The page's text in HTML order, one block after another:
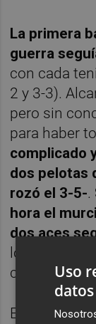
La primera
guerra
con cada
2 y 3-3).
pero sin
para haber
complicado
dos pelotas
rozó el 3-5-.
hora el
dos aces
los brazos
cuarto de
El español,
Uso
datos